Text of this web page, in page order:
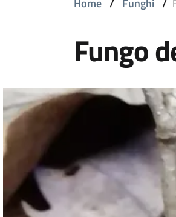
Home / Funghi /
Fungo